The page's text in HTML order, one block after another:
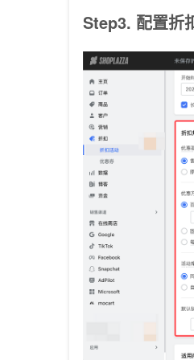
Step3. 配置折